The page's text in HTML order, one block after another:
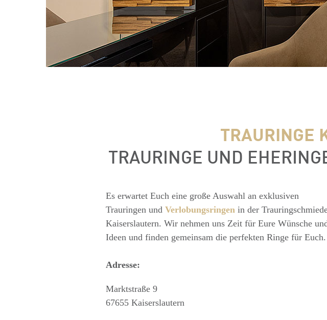
TRAURINGE
TRAURINGE UND
Es erwartet Euch eine große Auswahl an exklusiven
Trauringen und Verlobungsringen in der
Kaiserslautern. Wir nehmen uns Zeit für Eure Wünsche
Ideen und finden gemeinsam die perfekten Ringe für Euch.
Adresse:
Marktstraße 9
67655 Kaiserslautern